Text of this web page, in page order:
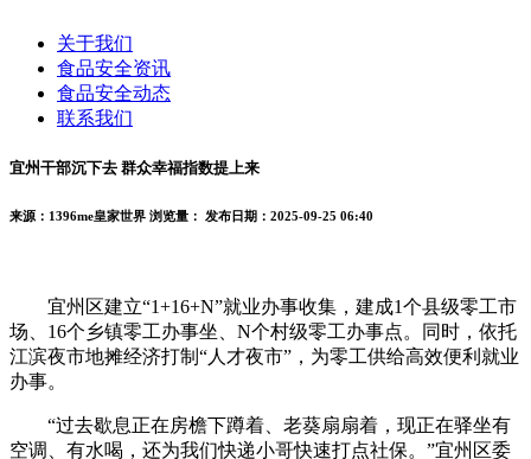
关于我们
食品安全资讯
食品安全动态
联系我们
宜州干部沉下去 群众幸福指数提上来
来源：1396me皇家世界 浏览量： 发布日期：2025-09-25 06:40
宜州区建立“1+16+N”就业办事收集，建成1个县级零工市
场、16个乡镇零工办事坐、N个村级零工办事点。同时，依托
江滨夜市地摊经济打制“人才夜市”，为零工供给高效便利就业
办事。
“过去歇息正在房檐下蹲着、老葵扇扇着，现正在驿坐有
空调、有水喝，还为我们快递小哥快速打点社保。”宜州区委